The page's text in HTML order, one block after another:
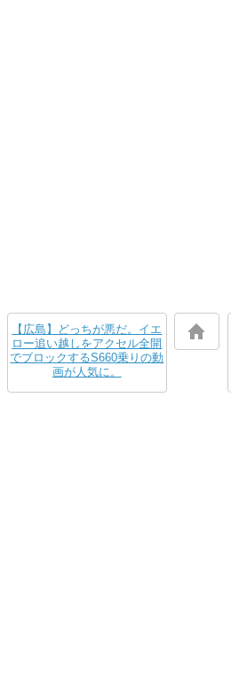
【広島】どっちが悪だ。イエ
ロー追い越しをアクセル全開
でブロックするS660乗りの動
画が人気に。